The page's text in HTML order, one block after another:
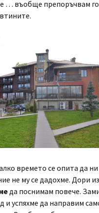
… въобще препоръчвам го
времето се опита да
не му се дадохме. Дори
да поснимам повече.
и успяхме да направим